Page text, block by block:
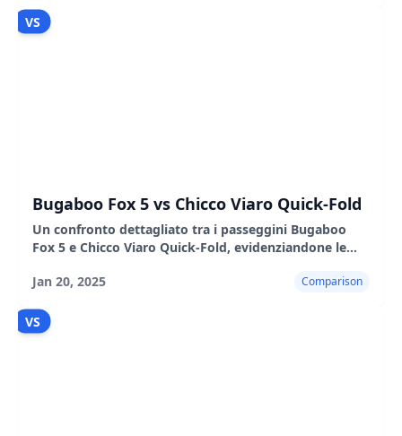
VS
Bugaboo Fox 5 vs Chicco Viaro Quick-Fold
Un confronto dettagliato tra i passeggini Bugaboo
Fox 5 e Chicco Viaro Quick-Fold, evidenziandone le
Jan 20, 2025
Comparison
VS